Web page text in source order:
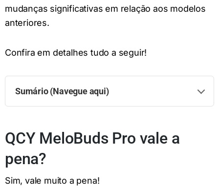
mudanças significativas em relação aos modelos
anteriores.
Confira em detalhes tudo a seguir!
Sumário (Navegue aqui)
QCY MeloBuds Pro vale a
pena?
Sim, vale muito a pena!